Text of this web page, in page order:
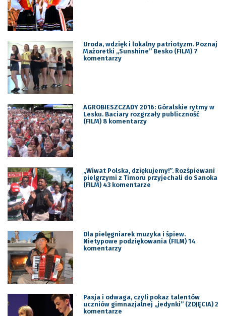
Uroda, wdzięk i lokalny patriotyzm. Poznaj
Mażoretki „Sunshine” Besko (FILM) 7
komentarzy
AGROBIESZCZADY 2016: Góralskie rytmy w
Lesku. Baciary rozgrzały publiczność
(FILM) 8 komentarzy
„Wiwat Polska, dziękujemy!”. Rozśpiewani
pielgrzymi z Timoru przyjechali do Sanoka
(FILM) 43 komentarze
Dla pielęgniarek muzyka i śpiew.
Nietypowe podziękowania (FILM) 14
komentarzy
Pasja i odwaga, czyli pokaz talentów
uczniów gimnazjalnej „jedynki” (ZDJĘCIA) 2
komentarze